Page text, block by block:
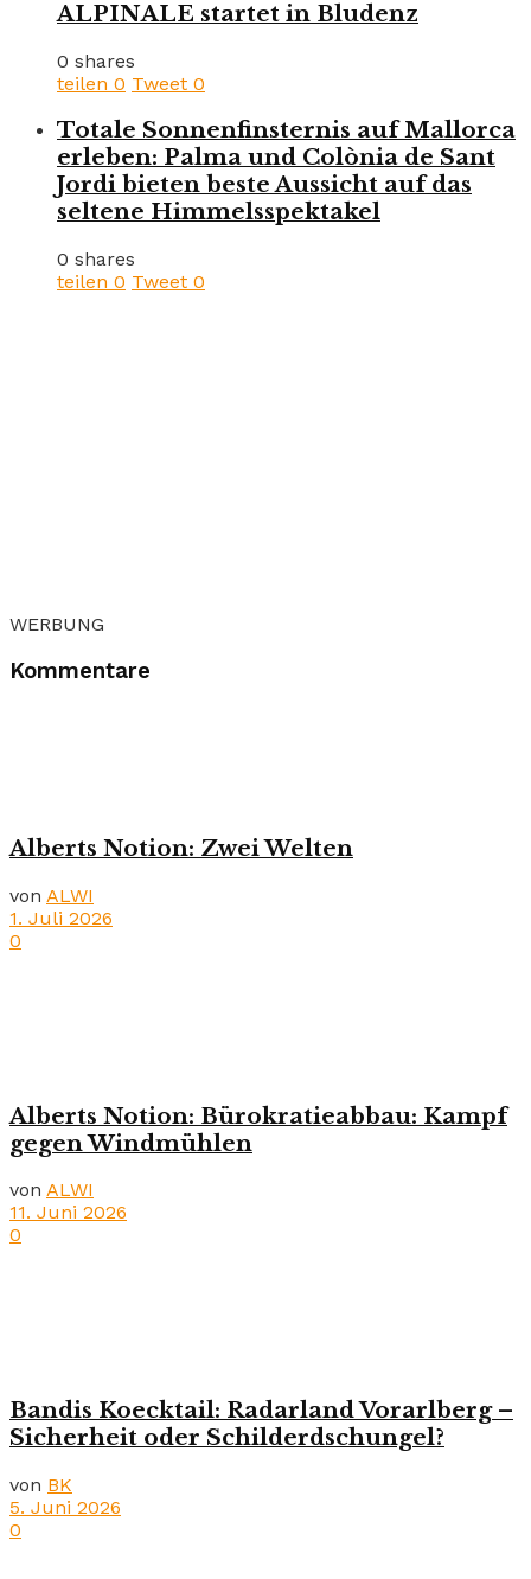
ALPINALE startet in Bludenz
0 shares
teilen 0 Tweet 0
Totale Sonnenfinsternis auf Mallorca
erleben: Palma und Colònia de Sant
Jordi bieten beste Aussicht auf das
seltene Himmelsspektakel
0 shares
teilen 0 Tweet 0
WERBUNG
Kommentare
Alberts Notion: Zwei Welten
von ALWI
1. Juli 2026
0
Alberts Notion: Bürokratieabbau: Kampf
gegen Windmühlen
von ALWI
11. Juni 2026
0
Bandis Koecktail: Radarland Vorarlberg –
Sicherheit oder Schilderdschungel?
von BK
5. Juni 2026
0